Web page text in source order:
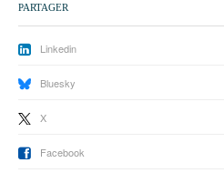
PARTAGER
Linkedin
Bluesky
X
Facebook